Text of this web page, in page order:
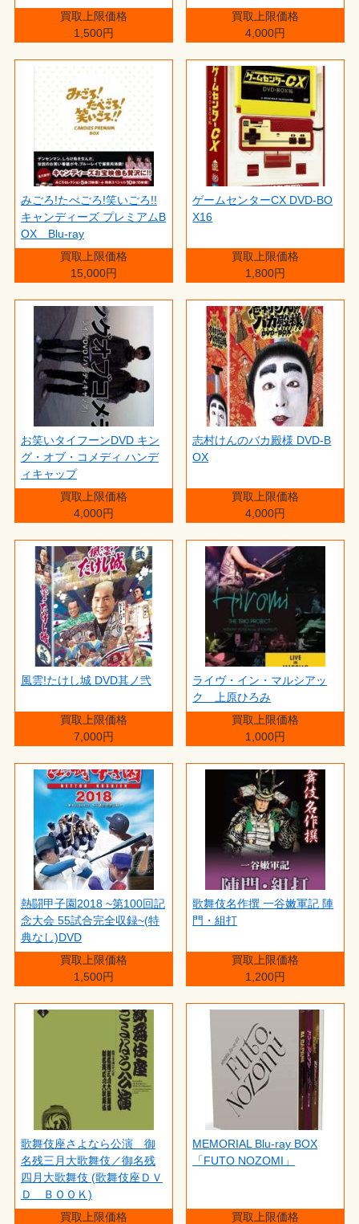
買取上限価格
1,500円
買取上限価格
4,000円
みごろ!たべごろ!笑いごろ!!
キャンディーズ プレミアムB
OX Blu-ray
買取上限価格
15,000円
ゲームセンターCX DVD-BO
X16
買取上限価格
1,800円
お笑いタイフーンDVD キン
グ・オブ・コメディ ハンデ
ィキャップ
買取上限価格
4,000円
志村けんのバカ殿様 DVD-B
OX
買取上限価格
4,000円
風雲!たけし城 DVD其ノ弐
買取上限価格
7,000円
ライヴ・イン・マルシアッ
ク 上原ひろみ
買取上限価格
1,000円
熱闘甲子園2018 ~第100回記
念大会 55試合完全収録~(特
典なし)DVD
買取上限価格
1,500円
歌舞伎名作撰 一谷嫩軍記 陣
門・組打
買取上限価格
1,200円
歌舞伎座さよなら公演 御
名残三月大歌舞伎／御名残
四月大歌舞伎 (歌舞伎座ＤＶ
Ｄ ＢＯＯＫ)
買取上限価格
MEMORIAL Blu-ray BOX
「FUTO NOZOMI」
買取上限価格